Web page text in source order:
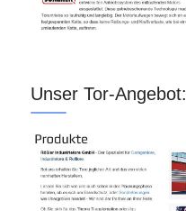
Unser Tor-Angebot: